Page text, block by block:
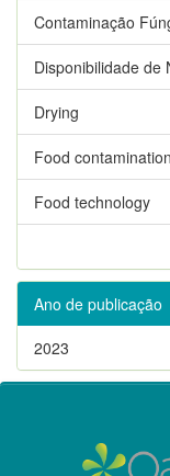
Contaminação
Disponibilidade de
Drying
Food contamination
Food technology
Ano de publicação
2023